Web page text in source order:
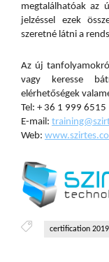
megtalálhatóak az
jelzéssel ezek
szeretné látni a
Az új
vagy keresse
elérhetőségek
Tel: + 36 1 999 6515
E-mail:
Web:
certification 2019